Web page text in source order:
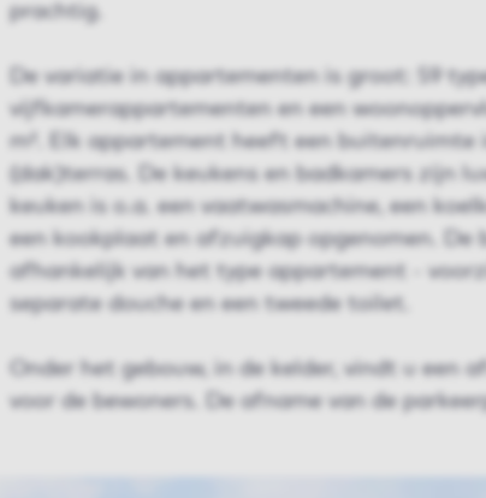
prachtig.
De variatie in appartementen is groot: 59
vijfkamerappartementen en een
m². Elk appartement heeft een buitenruimte
(dak)terras. De keukens en badkamers zijn
keuken is o.a. een vaatwasmachine, een
een kookplaat en afzuigkap opgenomen. De
afhankelijk van het type appartement -
separate douche en een tweede toilet.
Onder het gebouw, in de kelder, vindt u een
voor de bewoners. De afname van de